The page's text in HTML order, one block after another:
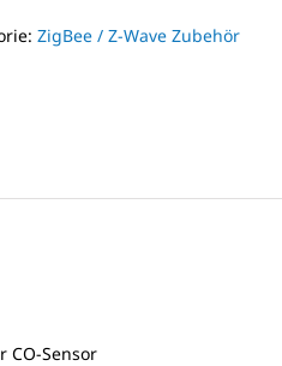
ZigBee / Z-Wave Zubehör
CO-Sensor